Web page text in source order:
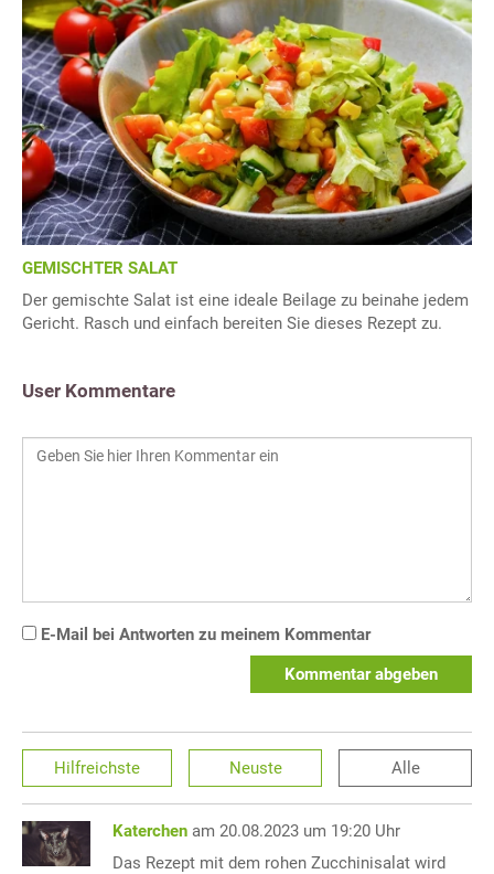
GEMISCHTER SALAT
Der gemischte Salat ist eine ideale Beilage zu beinahe jedem
Gericht. Rasch und einfach bereiten Sie dieses Rezept zu.
User Kommentare
E-Mail bei Antworten zu meinem Kommentar
Kommentar abgeben
Hilfreichste Neuste Alle
Katerchen am 20.08.2023 um 19:20 Uhr
Das Rezept mit dem rohen Zucchinisalat wird